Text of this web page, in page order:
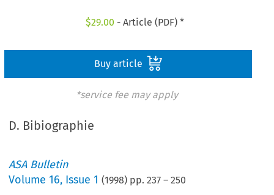
$29.00 - Article (PDF) *
Buy article
*service fee may apply
D. Bibiographie
ASA Bulletin
Volume16, Issue 1 (1998) pp.237 –250